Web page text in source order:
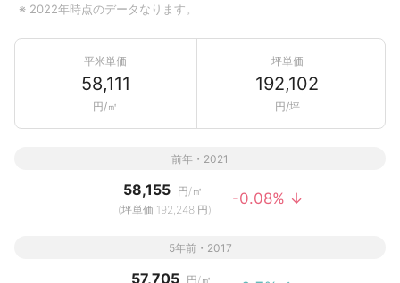
※ 2022年時点のデータなります。
平米単価
58,111
円/㎡
坪単価
192,102
円/坪
前年・2021
58,155 円/㎡
(坪単価 192,248 円)
-0.08% ↓
5年前・2017
57,705 円/㎡